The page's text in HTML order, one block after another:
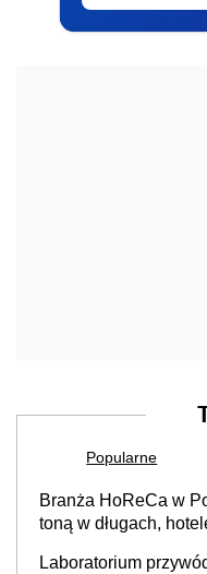
Popularne
Branża HoReCa w
toną w długach,
Laboratorium